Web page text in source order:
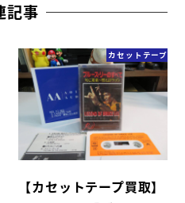
記事
カセットテープ
【カセットテープ買取】